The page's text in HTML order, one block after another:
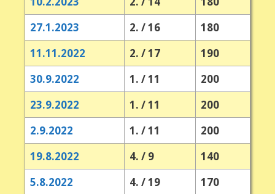
27.1.2023
2. / 16
180
11.11.2022
2. / 17
190
30.9.2022
1. / 11
200
23.9.2022
1. / 11
200
2.9.2022
1. / 11
200
19.8.2022
4. / 9
140
5.8.2022
4. / 19
170